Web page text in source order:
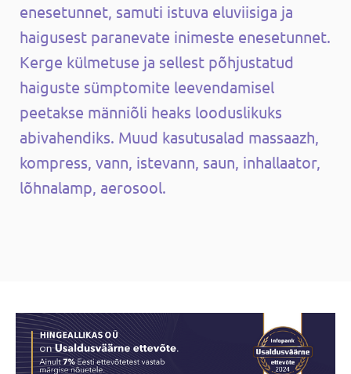
enesetunnet, samuti istuva eluviisiga ja
haigusest paranevate inimeste enesetunnet.
Kerge külmetuse ja sellest põhjustatud
haiguste sümptomite leevendamisel
peetakse männiõli heaks looduslikuks
abivahendiks. Muud kasutusalad massaazh,
kompress, vann, istevann, saun, inhallaator,
lõhnalamp, aerosool.